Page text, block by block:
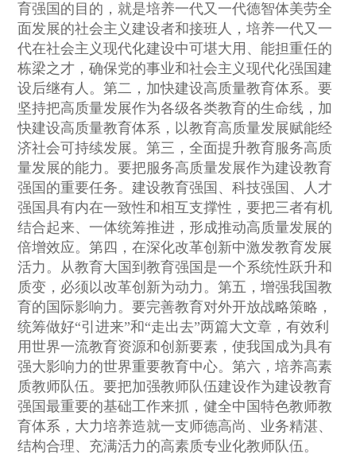
育强国的目的，就是培养一代又一代德智体美劳全
面发展的社会主义建设者和接班人，培养一代又一
代在社会主义现代化建设中可堪大用、能担重任的
栋梁之才，确保党的事业和社会主义现代化强国建
设后继有人。第二，加快建设高质量教育体系。要
坚持把高质量发展作为各级各类教育的生命线，加
快建设高质量教育体系，以教育高质量发展赋能经
济社会可持续发展。第三，全面提升教育服务高质
量发展的能力。要把服务高质量发展作为建设教育
强国的重要任务。建设教育强国、科技强国、人才
强国具有内在一致性和相互支撑性，要把三者有机
结合起来、一体统筹推进，形成推动高质量发展的
倍增效应。第四，在深化改革创新中激发教育发展
活力。从教育大国到教育强国是一个系统性跃升和
质变，必须以改革创新为动力。第五，增强我国教
育的国际影响力。要完善教育对外开放战略策略，
统筹做好“引进来”和“走出去”两篇大文章，有效利
用世界一流教育资源和创新要素，使我国成为具有
强大影响力的世界重要教育中心。第六，培养高素
质教师队伍。要把加强教师队伍建设作为建设教育
强国最重要的基础工作来抓，健全中国特色教师教
育体系，大力培养造就一支师德高尚、业务精湛、
结构合理、充满活力的高素质专业化教师队伍。